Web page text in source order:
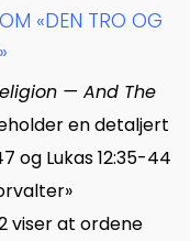
«DEN TRO OG
— And The
en detaljert
og Lukas 12:35-44
viser at ordene